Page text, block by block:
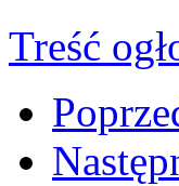
Treść